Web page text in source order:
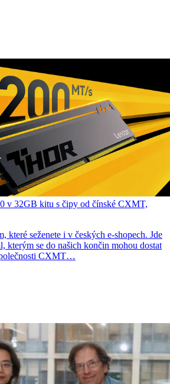
v 32GB kitu s čipy od čínské CXMT,
které seženete i v českých e-shopech. Jde
kterým se do našich končin mohou dostat
CXMT…